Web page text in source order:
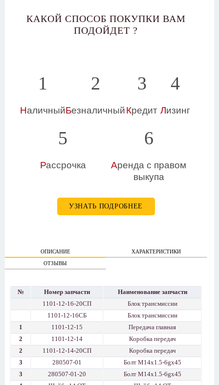
КАКОЙ СПОСОБ ПОКУПКИ ВАМ
ПОДОЙДЕТ ?
1
Наличный
2
Безналичный
3
Кредит
4
Лизинг
5
Рассрочка
6
Аренда с правом
выкупа
УЗНАТЬ ПОДРОБНЕЕ
ОПИСАНИЕ
ХАРАКТЕРИСТИКИ
ОТЗЫВЫ
№ Номер запчасти
Наименование запчасти
1101-12-16-20СП
Блок трансмиссии
1101-12-16СБ
Блок трансмиссии
1
1101-12-15
Передача главная
2
1101-12-14
Коробка передач
2
1101-12-14-20СП
Коробка передач
3
280507-01
Болт М14х1.5-6gх45
3
280507-01-20
Болт М14х1.5-6gх45